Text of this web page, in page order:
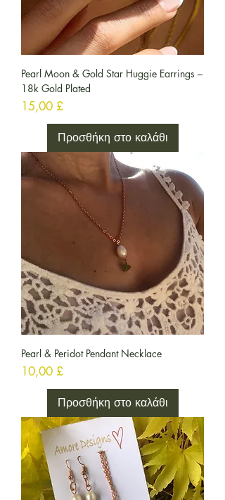
Pearl Moon & Gold Star Huggie Earrings –
18k Gold Plated
Τιμή
15,00 £
Προσθήκη στο καλάθι
Pearl & Peridot Pendant Necklace
Τιμή
10,00 £
Προσθήκη στο καλάθι